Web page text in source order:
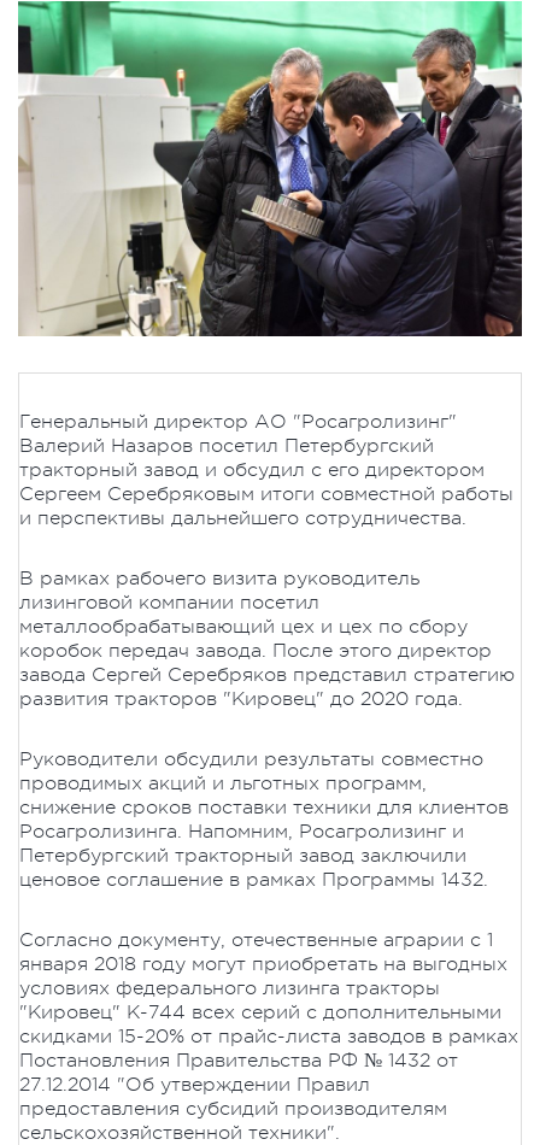
Генеральный директор АО "Росагролизинг"
Валерий Назаров посетил Петербургский
тракторный завод и обсудил с его директором
Сергеем Серебряковым итоги совместной работы
и перспективы дальнейшего сотрудничества.
В рамках рабочего визита руководитель
лизинговой компании посетил
металлообрабатывающий цех и цех по сбору
коробок передач завода. После этого директор
завода Сергей Серебряков представил стратегию
развития тракторов "Кировец" до 2020 года.
Руководители обсудили результаты совместно
проводимых акций и льготных программ,
снижение сроков поставки техники для клиентов
Росагролизинга. Напомним, Росагролизинг и
Петербургский тракторный завод заключили
ценовое соглашение в рамках Программы 1432.
Согласно документу, отечественные аграрии c 1
января 2018 году могут приобретать на выгодных
условиях федерального лизинга тракторы
"Кировец" К-744 всех серий с дополнительными
скидками 15-20% от прайс-листа заводов в рамках
Постановления Правительства РФ № 1432 от
27.12.2014 "Об утверждении Правил
предоставления субсидий производителям
сельскохозяйственной техники".